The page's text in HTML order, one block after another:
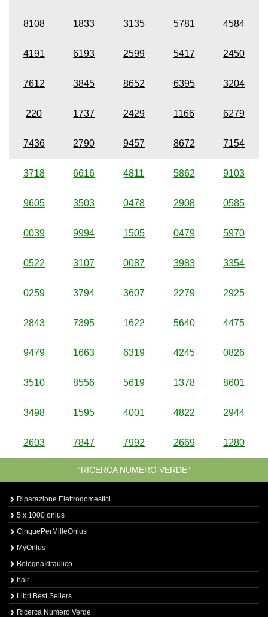
8108 1833 3135 5781 4584
4191 6193 2599 5417 2450
7612 3845 8652 6395 3204
220 1737 2429 1166 6279
7436 2790 9457 8672 7154
3718 6616 4811 5862 9103
9605 3503 0478 2908 0585
0039 9994 1505 0479 5970
0522 3107 0087 3983 3354
0259 3794 3607 2279 2925
2843 7395 1622 5640 4475
9479 1663 6319 4245 0826
3510 8556 5619 1378 8601
3498 1595 4001 4822 2944
2603 7847 7992 2669 1280
“RICERCA NUMERO VERDE”
Riparazione Elettrodomestici
5 x 1000 onlus
CinquePerMilleOnlus
MyOnlus
BolognaIdraulico
hair
Libri Best Sellers
Ricerca Numero Verde